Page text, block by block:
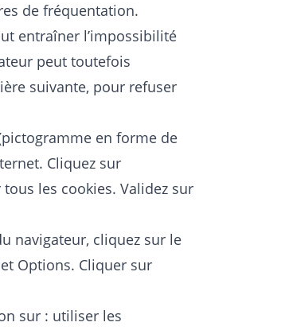
de fréquentation.
entraîner l’impossibilité
peut toutefois
suivante, pour refuser
en forme de
Cliquez sur
les cookies. Validez sur
navigateur, cliquez sur le
Options. Cliquer sur
sur : utiliser les